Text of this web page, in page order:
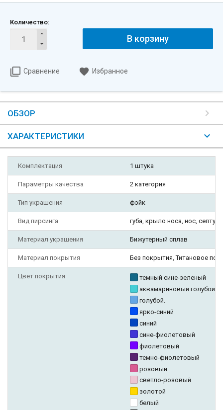
Количество:
В корзину
Сравнение Избранное
ОБЗОР
ХАРАКТЕРИСТИКИ
Комплектация 1 штука
Параметры качества 2 категория
Тип украшения фэйк
Вид пирсинга губа, крыло носа, нос, септум,
Материал украшения Бижутерный сплав
Материал покрытия Без покрытия, Титановое
Цвет покрытия
темный сине-зеленый
аквамариновый голубой
голубой.
ярко-синий
синий
сине-фиолетовый
фиолетовый
темно-фиолетовый
розовый
светло-розовый
золотой
белый